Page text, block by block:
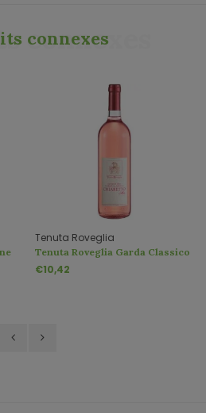
connexes
connexes
Tenuta Roveglia
Tenuta Roveglia Garda Classico
Chiaretto Miti DOC
€10,42